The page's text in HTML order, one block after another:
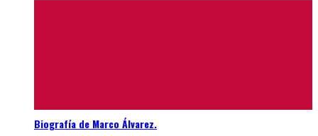
Biografía de Marco Álvarez.